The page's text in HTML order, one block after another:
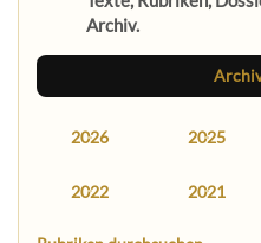
Archiv.
2026 2025
2022 2021